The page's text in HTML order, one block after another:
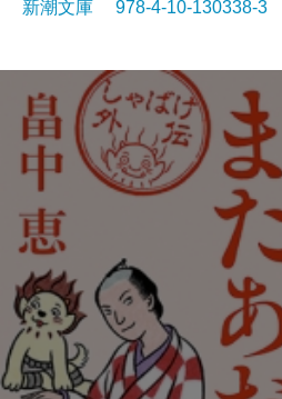
新潮文庫 978-4-10-130338-